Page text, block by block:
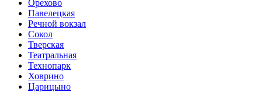
Орехово
Павелецкая
Речной вокзал
Сокол
Тверская
Театральная
Технопарк
Ховрино
Царицыно